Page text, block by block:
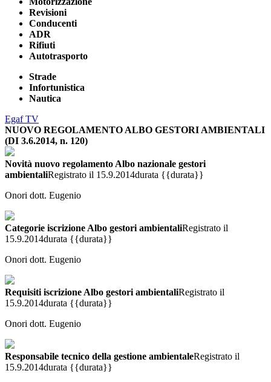
Revisioni
Conducenti
ADR
Rifiuti
Autotrasporto
Strade
Infortunistica
Nautica
Egaf TV
NUOVO REGOLAMENTO ALBO GESTORI AMBIENTALI
(DI 3.6.2014, n. 120)
Novità nuovo regolamento Albo nazionale gestori
ambientaliRegistrato il 15.9.2014durata {{durata}}
Onori dott. Eugenio
Categorie iscrizione Albo gestori ambientaliRegistrato il
15.9.2014durata {{durata}}
Onori dott. Eugenio
Requisiti iscrizione Albo gestori ambientaliRegistrato il
15.9.2014durata {{durata}}
Onori dott. Eugenio
Responsabile tecnico della gestione ambientaleRegistrato il
15.9.2014durata {{durata}}